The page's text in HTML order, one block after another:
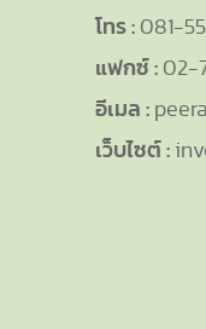
โทร : 081-
แฟกซ์ : 02-
อีเมล :
เว็บไซต์ :